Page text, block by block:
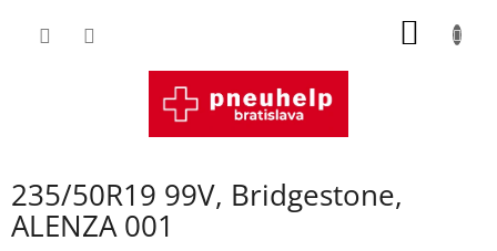
235/50R19 99V, Bridgestone,
ALENZA 001